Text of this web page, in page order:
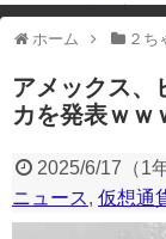
一部のコンテンツが表
たりする場合がありま
ホーム ２ち
アメックス、
カを発表ｗｗ
2025/6/17 （1
ニュース, 仮想通